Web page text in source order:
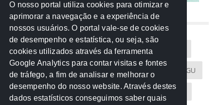
NUVEM DE TAGS
Acontece na Rede AGU AMM
Atricon Audicom CAU-MT CGU
CREA-MT Eventos MPC-MT MPE-MT
O nosso portal utiliza cookies para otimizar e
aprimorar a navegação e a experiência de
nossos usuários. O portal vale-se de cookies
de desempenho e estatística, ou seja, são
cookies utilizados através da ferramenta
Google Analytics para contar visitas e fontes
de tráfego, a fim de analisar e melhorar o
desempenho do nosso website. Através destes
dados estatísticos conseguimos saber quais